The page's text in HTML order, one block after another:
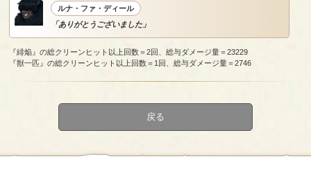
ルナ・ファ・ディール
「ありがとうございました」
『緋焔』の総クリーンヒット以上回数＝2回、総与ダメージ量＝23229
『獣一匹』の総クリーンヒット以上回数＝1回、総与ダメージ量＝2746
戻る